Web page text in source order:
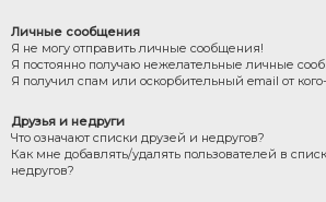
Личные сообщения
Я не могу отправить личные сообщения!
Я постоянно получаю нежелательные личные
Я получил спам или оскорбительный email от
Друзья и недруги
Что означают списки друзей и недругов?
Как мне добавлять/удалять пользователей в
недругов?